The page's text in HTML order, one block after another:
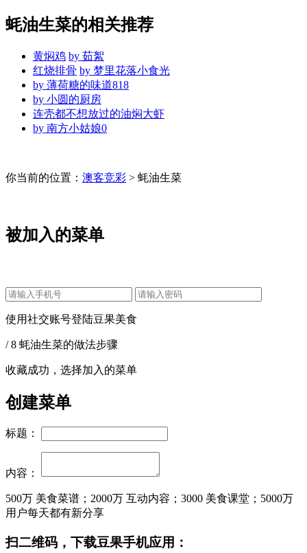
蚝油生菜的相关推荐
黄焖鸡 by 茹絮
红烧排骨 by 梦里花落小食光
by 薄荷糖的味道818
by 小圆的厨房
连壳都不想放过的油焖大虾
by 南方小姑娘0
你当前的位置： 澳客竞彩 > 蚝油生菜
被加入的菜单
使用社交账号登陆豆果美食
/ 8 蚝油生菜的做法步骤
收藏成功，选择加入的菜单
创建菜单
标题：
内容：
500万 美食菜谱； 2000万 互动内容； 3000 美食课堂； 5000万
用户每天都有新分享
扫二维码，下载豆果手机应用：